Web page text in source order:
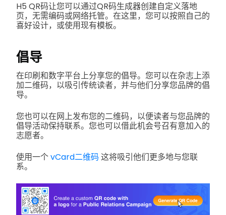
H5 QR码让您可以通过QR码生成器创建自定义落地
页，无需编码或网络托管。在这里，您可以按照自己的
喜好设计，或使用现有模板。
倡导
在印刷和数字平台上分享您的倡导。您可以在杂志上添
加二维码，以吸引传统读者，并与他们分享您品牌的倡
导。
您也可以在网上发布您的二维码，以便读者与您品牌的
倡导活动保持联系。您也可以借此机会号召有意加入的
志愿者。
使用一个vCard二维码 这将吸引他们更多地与您联
系。